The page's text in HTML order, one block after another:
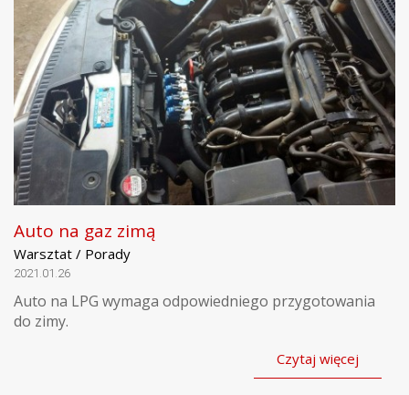
Auto na gaz zimą
Warsztat / Porady
2021.01.26
Auto na LPG wymaga odpowiedniego przygotowania
do zimy.
Czytaj więcej